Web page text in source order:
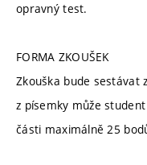
opravný test.
FORMA ZKOUŠEK
Zkouška bude sestávat
z písemky může
části maximálně 25